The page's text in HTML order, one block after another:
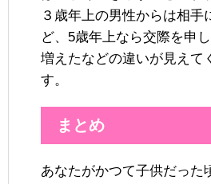
３歳年上の男性からは相手
ど、5歳年上なら交際を申
増えたなどの違いが見えて
す。
まとめ
あなたがかつて子供だった